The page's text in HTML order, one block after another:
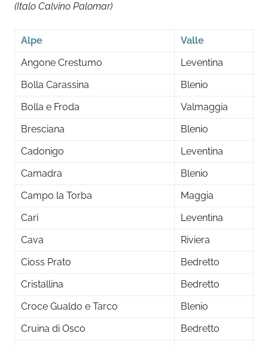
(Italo Calvino Palomar)
Alpe
Valle
Angone Crestumo
Leventina
Bolla Carassina
Blenio
Bolla e Froda
Valmaggia
Bresciana
Blenio
Cadonigo
Leventina
Camadra
Blenio
Campo la Torba
Maggia
Carì
Leventina
Cava
Riviera
Cioss Prato
Bedretto
Cristallina
Bedretto
Croce Gualdo e Tarco
Blenio
Cruina di Osco
Bedretto